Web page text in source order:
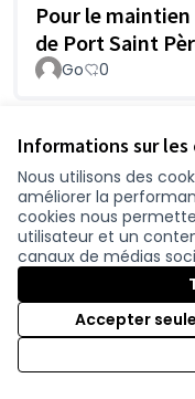
Informations sur
Nous utilisons des
améliorer la
cookies nous
utilisateur et un
canaux de médias
Accepter
Pour le
de Port Saint
Go 0
Pour la 2x2
Plo 0